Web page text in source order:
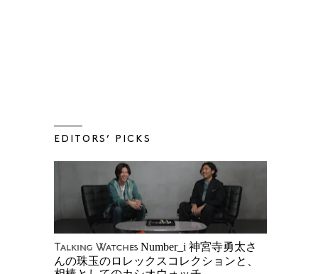
EDITORS’ PICKS
Talking Watches Number_i 神宮寺勇太さ
んの珠玉のロレックスコレクションと、